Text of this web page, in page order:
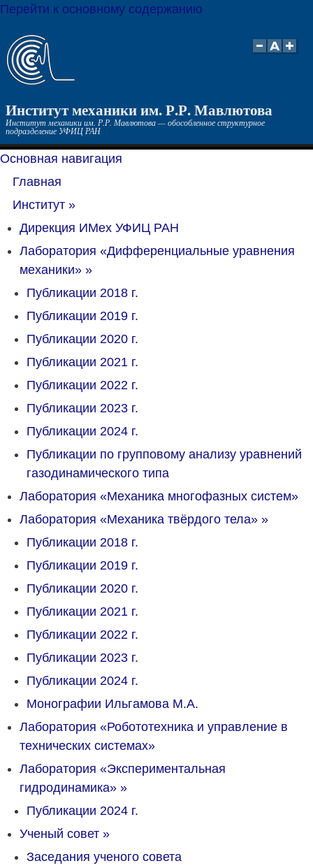
Перейти к основному содержанию
Институт механики им. Р.Р. Мавлютова
Институт механики им. Р.Р. Мавлютова — обособленное структурное
подразделение УФИЦ РАН
Основная навигация
Главная
Институт »
Дирекция ИМех УФИЦ РАН
Лаборатория «Дифференциальные уравнения
механики» »
Публикации 2018 г.
Публикации 2019 г.
Публикации 2020 г.
Публикации 2021 г.
Публикации 2022 г.
Публикации 2023 г.
Публикации 2024 г.
Публикации по групповому анализу уравнений
газодинамического типа
Лаборатория «Механика многофазных систем»
Лаборатория «Механика твёрдого тела» »
Публикации 2018 г.
Публикации 2019 г.
Публикации 2020 г.
Публикации 2021 г.
Публикации 2022 г.
Публикации 2023 г.
Публикации 2024 г.
Монографии Ильгамова М.А.
Лаборатория «Робототехника и управление в
технических системах»
Лаборатория «Экспериментальная
гидродинамика» »
Публикации 2024 г.
Ученый совет »
Заседания ученого совета